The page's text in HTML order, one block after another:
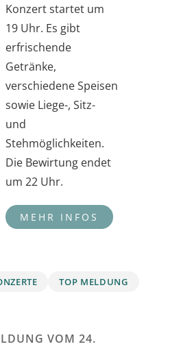
Konzert startet um
19 Uhr. Es gibt
erfrischende
Getränke,
verschiedene Speisen
sowie Liege-, Sitz-
und
Stehmöglichkeiten.
Die Bewirtung endet
um 22 Uhr.
TOP MELDUNG
VOM 24.